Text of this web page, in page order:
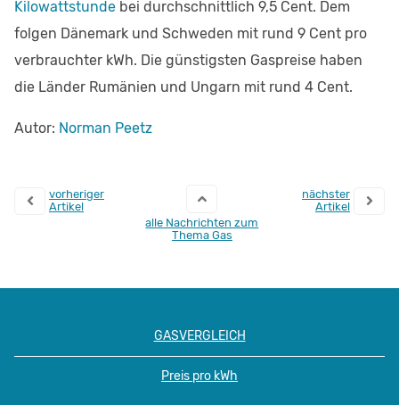
Kilowattstunde bei durchschnittlich 9,5 Cent. Dem
folgen Dänemark und Schweden mit rund 9 Cent pro
verbrauchter kWh. Die günstigsten Gaspreise haben
die Länder Rumänien und Ungarn mit rund 4 Cent.
Autor: Norman Peetz
vorheriger
Artikel
alle Nachrichten zum
Thema Gas
nächster
Artikel
GASVERGLEICH
Preis pro kWh